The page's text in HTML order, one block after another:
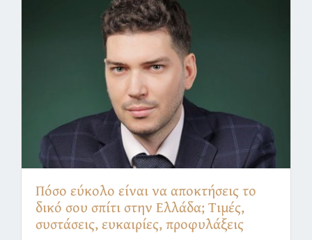
Πόσο εύκολο είναι να αποκτήσεις το
δικό σου σπίτι στην Ελλάδα; Τιμές,
συστάσεις, ευκαιρίες, προφυλάξεις